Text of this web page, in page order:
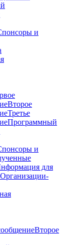
и
Второе
Третье
Программный
и
для
Организации-
Второе